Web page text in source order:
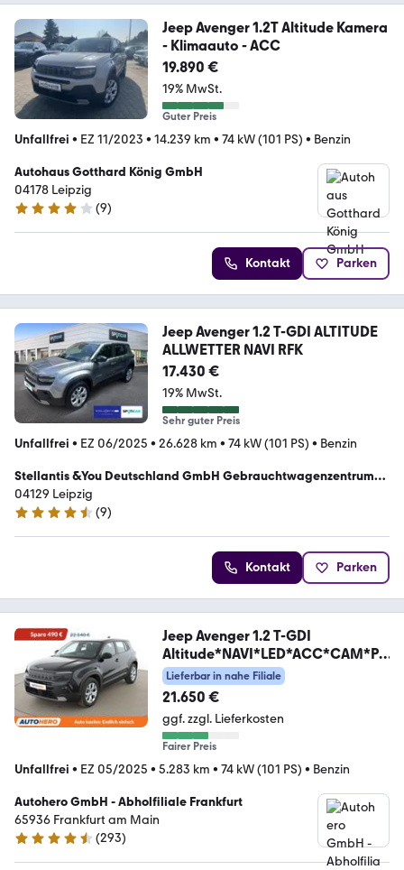
Jeep Avenger 1.2T Altitude Kamera
- Klimaauto - ACC
19.890 €
19% MwSt.
Guter Preis
Unfallfrei • EZ 11/2023 • 14.239 km • 74 kW (101 PS) • Benzin
Autohaus Gotthard König GmbH
04178 Leipzig
4 Sterne
(9)
Kontakt Parken
Jeep Avenger 1.2 T-GDI ALTITUDE
ALLWETTER NAVI RFK
17.430 €
19% MwSt.
Sehr guter Preis
Unfallfrei • EZ 06/2025 • 26.628 km • 74 kW (101 PS) • Benzin
Stellantis &You Deutschland GmbH Gebrauchtwagenzentrum
Leipzig
04129 Leipzig
4.4 Sterne
(9)
Kontakt Parken
Jeep Avenger 1.2 T-GDI
Altitude*NAVI*LED*ACC*CAM*PD
C*
Lieferbar in nahe Filiale
21.650 €
ggf. zzgl. Lieferkosten
Fairer Preis
Unfallfrei • EZ 05/2025 • 5.283 km • 74 kW (101 PS) • Benzin
Autohero GmbH - Abholfiliale Frankfurt
65936 Frankfurt am Main
4.6 Sterne
(293)